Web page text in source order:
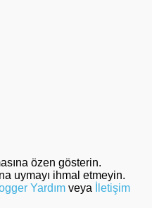
özen gösterin.
uymayı ihmal etmeyin.
Yardım veya
İletişim